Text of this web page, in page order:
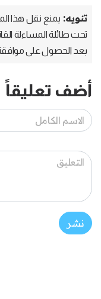
تنويه: يمنع نقل هذا
تحت طائلة المساءلة
بعد الحصول على
أضف تعليقاً
نشر